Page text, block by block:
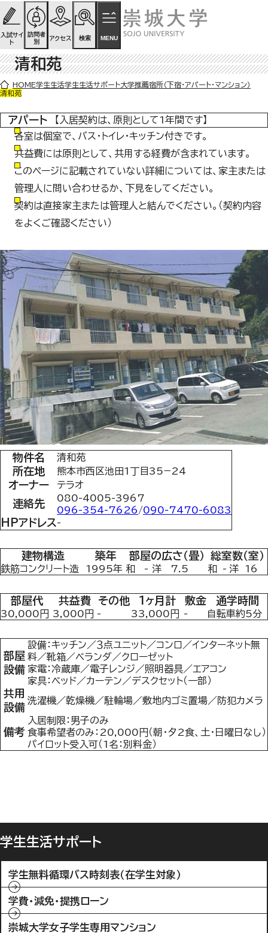
ページの先頭です
ページ内を移動するためのリンク
本文(c)へ
入試サイ
ト
訪問者
別
アクセス 検索 MENU
ここから本文です。
清和苑
HOME学生生活学生生活サポート大学推薦宿所（下宿・アパート・マンション）
清和苑
アパート
【入居契約は、原則として1年間です】
各室は個室で、バス・トイレ・キッチン付きです。
共益費には原則として、共用する経費が含まれています。
このページに記載されていない詳細については、家主または
管理人に問い合わせるか、下見をしてください。
契約は直接家主または管理人と結んでください。（契約内容
をよくご確認ください）
物件名 清和苑
所在地 熊本市西区池田1丁目35−24
オーナー テラオ
連絡先
080-4005-3967
096-354-7626 /090-7470-6083
HPアドレス-
建物構造 築年 部屋の広さ（畳） 総室数（室）
鉄筋コンクリート造 1995年 和 - 洋 7.5 和 - 洋 16
部屋代 共益費 その他 1ヶ月計 敷金 通学時間
30,000円 3,000円 - 33,000円 - 自転車約5分
部屋
設備
設備：キッチン／３点ユニット／コンロ／インターネット無
料／靴箱／ベランダ／クローゼット
家電：冷蔵庫／電子レンジ／照明器具／エアコン
家具：ベッド／カーテン／デスクセット（一部）
共用
設備
洗濯機／乾燥機／駐輪場／敷地内ゴミ置場／防犯カメラ
備考
入居制限：男子のみ
食事希望者のみ：20,000円（朝・夕2食、土・日曜日なし）
パイロット受入可（1名：別料金）
学生生活サポート
学生無料循環バス時刻表（在学生対象）
学費・減免・提携ローン
崇城大学女子学生専用マンション